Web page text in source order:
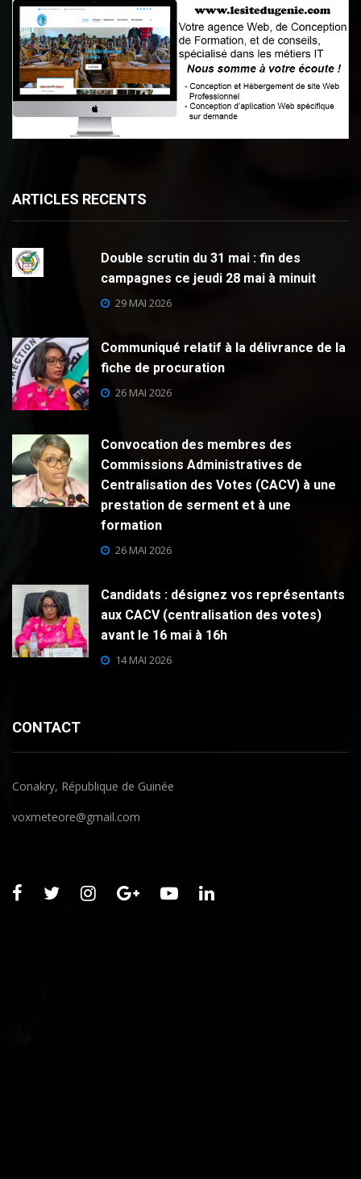
ARTICLES RECENTS
Double scrutin du 31 mai : fin des
campagnes ce jeudi 28 mai à minuit
29 MAI 2026
Communiqué relatif à la délivrance de la
fiche de procuration
26 MAI 2026
Convocation des membres des
Commissions Administratives de
Centralisation des Votes (CACV) à une
prestation de serment et à une
formation
26 MAI 2026
Candidats : désignez vos représentants
aux CACV (centralisation des votes)
avant le 16 mai à 16h
14 MAI 2026
CONTACT
Conakry, République de Guinée
voxmeteore@gmail.com